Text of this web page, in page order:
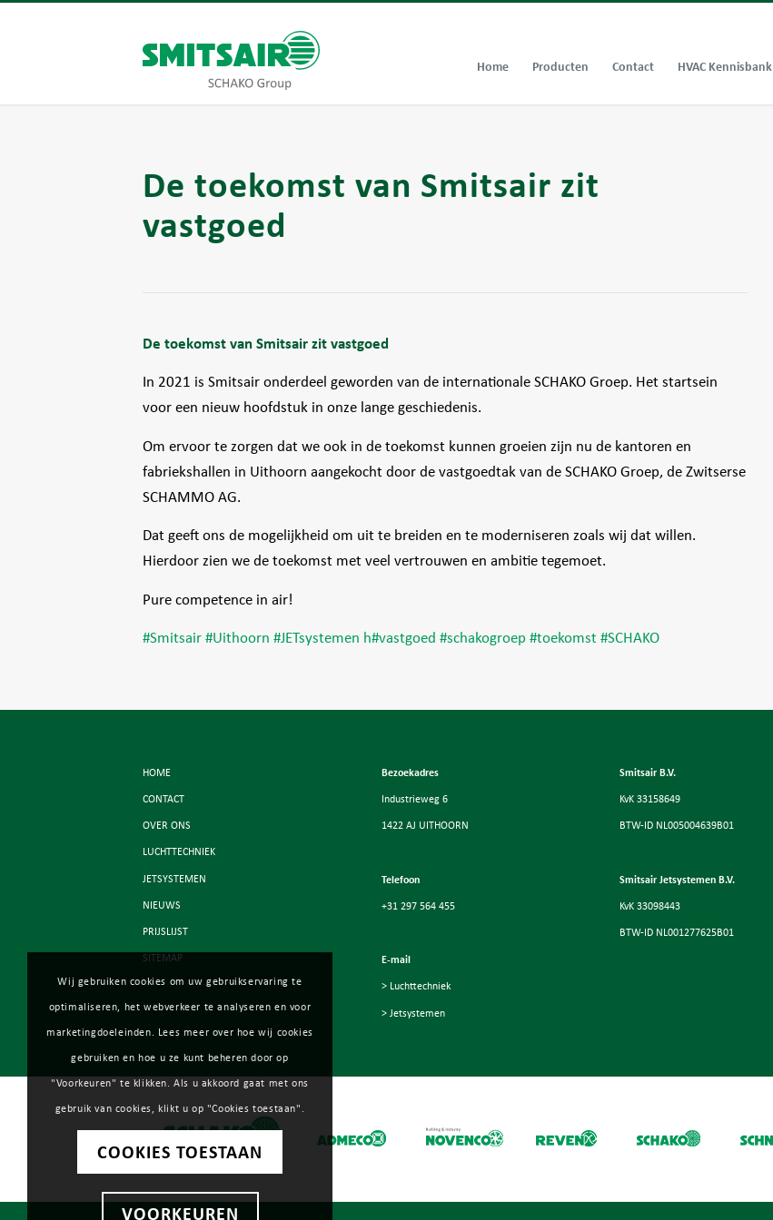
Home Producten Contact HVAC Kennisbank
De toekomst van Smitsair zit
vastgoed
De toekomst van Smitsair zit vastgoed
In 2021 is Smitsair onderdeel geworden van de internationale SCHAKO Groep. Het startsein
voor een nieuw hoofdstuk in onze lange geschiedenis.
Om ervoor te zorgen dat we ook in de toekomst kunnen groeien zijn nu de kantoren en
fabriekshallen in Uithoorn aangekocht door de vastgoedtak van de SCHAKO Groep, de Zwitserse
SCHAMMO AG.
Dat geeft ons de mogelijkheid om uit te breiden en te moderniseren zoals wij dat willen.
Hierdoor zien we de toekomst met veel vertrouwen en ambitie tegemoet.
Pure competence in air!
#Smitsair#Uithoorn #JETsystemen h#vastgoed #schakogroep #toekomst#SCHAKO
HOME
CONTACT
OVER ONS
LUCHTTECHNIEK
JETSYSTEMEN
NIEUWS
PRIJSLIJST
SITEMAP
Bezoekadres
Industrieweg 6
1422 AJ UITHOORN
Telefoon
+31 297 564 455
E-mail
> Luchttechniek
> Jetsystemen
Smitsair B.V.
KvK 33158649
BTW-ID NL005004639B01
Smitsair Jetsystemen B.V.
KvK 33098443
BTW-ID NL001277625B01
Wij gebruiken cookies om uw gebruikservaring te
optimaliseren, het webverkeer te analyseren en voor
marketingdoeleinden. Lees meer over hoe wij cookies
gebruiken en hoe u ze kunt beheren door op
"Voorkeuren" te klikken. Als u akkoord gaat met ons
gebruik van cookies, klikt u op "Cookies toestaan".
COOKIES TOESTAAN
VOORKEUREN